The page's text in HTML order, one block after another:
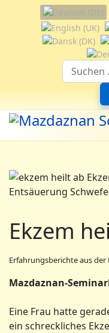
Sprache auswählen
Ekzem
Erfahrungsberichte aus
Mazdaznan-
Eine Frau hatte
ein schreckliches